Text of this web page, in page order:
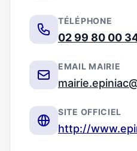
TÉLÉPHONE
02 99 80 00
EMAIL MAIRIE
SITE OFFICIEL
http://